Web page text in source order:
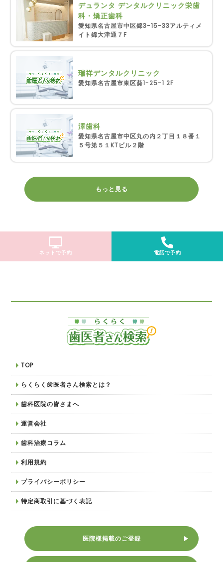
デュランタ デンタルクリニック栄歯
科・矯正歯科
愛知県名古屋市中区錦3-15-33アルティメ
イト錦大津通７F
瑞祥デンタルクリニック
愛知県名古屋市東区葵1-25-1 2F
澤歯科
愛知県名古屋市中区丸の内２丁目１８番１
５号第５１KTビル２階
もっと見る
ネットで予約 電話で予約
TOP
らくらく歯医者さん検索とは？
歯科医院の皆さまへ
運営会社
歯科治療コラム
利用規約
プライバシーポリシー
特定商取引に基づく表記
医院様掲載のご登録